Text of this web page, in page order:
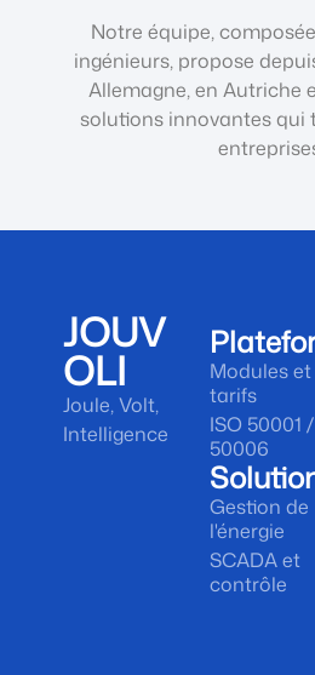
Notre équipe,
ingénieurs, propose
Allemagne, en Autriche
solutions innovantes qui
JOUV
OLI
Joule, Volt,
Intelligence
Modules et
tarifs
ISO 50001 /
50006
Gestion de
l'énergie
SCADA et
contrôle